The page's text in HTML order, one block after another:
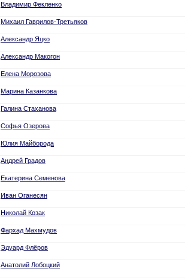
Владимир Фекленко
Михаил Гаврилов-Третьяков
Александр Яцко
Александр Макогон
Елена Морозова
Марина Казанкова
Галина Стаханова
Софья Озерова
Юлия Майборода
Андрей Градов
Екатерина Семенова
Иван Оганесян
Николай Козак
Фархад Махмудов
Эдуард Флёров
Анатолий Лобоцкий